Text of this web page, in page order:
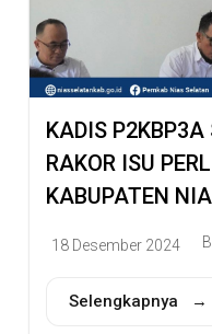
KADIS
RAKOR ISU
KABUPATEN
18 Desember 2024
Selengkapnya →